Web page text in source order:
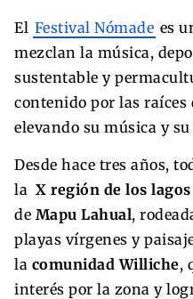
El Festival Nómade es
mezclan la música,
sustentable y
contenido por las raíces
elevando su música y
Desde hace tres años,
la X región de los
de Mapu Lahual,
playas vírgenes y
la comunidad Williche,
interés por la zona y